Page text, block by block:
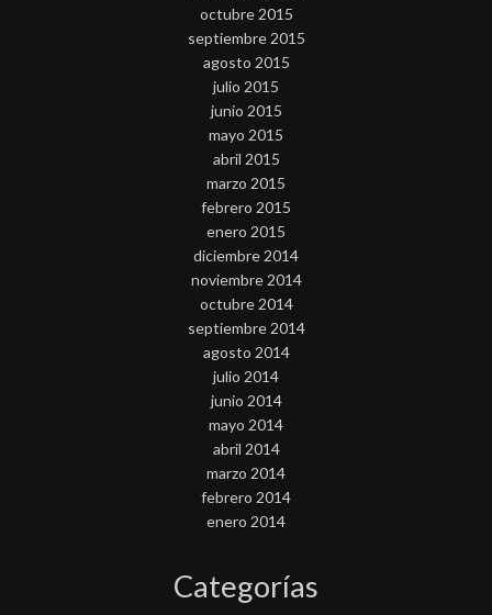
octubre 2015
septiembre 2015
agosto 2015
julio 2015
junio 2015
mayo 2015
abril 2015
marzo 2015
febrero 2015
enero 2015
diciembre 2014
noviembre 2014
octubre 2014
septiembre 2014
agosto 2014
julio 2014
junio 2014
mayo 2014
abril 2014
marzo 2014
febrero 2014
enero 2014
Categorías